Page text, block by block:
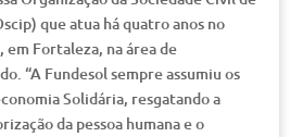
que atua há quatro anos no
em Fortaleza, na área de
“A Fundesol sempre assumiu os
Solidária, resgatando a
da pessoa humana e o